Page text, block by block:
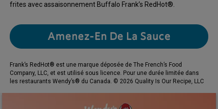
frites avec assaisonnement Buffalo Frank’s RedHot®.
Amenez-En De La Sauce
Frank’s RedHot® est une marque déposée de The French’s Food
Company, LLC, et est utilisé sous licence. Pour une durée limitée dans
les restaurants Wendy’s® du Canada. © 2026 Quality Is Our Recipe, LLC